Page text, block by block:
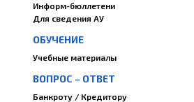
Информ-бюллетени
Для сведения АУ
ОБУЧЕНИЕ
Учебные материалы
ВОПРОС – ОТВЕТ
Банкроту / Кредитору